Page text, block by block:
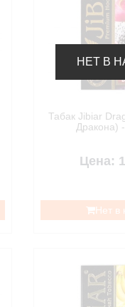
НЕТ В
Табак Jibiar
Дракона)
Цена:
Нет в